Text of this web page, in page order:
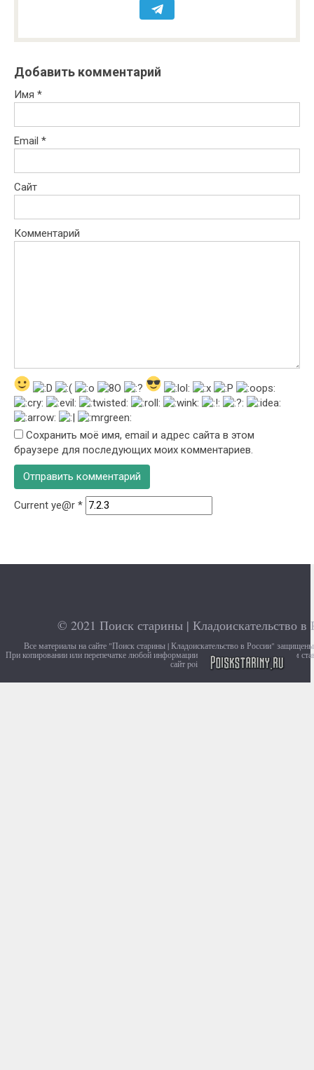
Добавить комментарий
Имя *
Email *
Сайт
Комментарий
Сохранить моё имя, email и адрес сайта в этом
браузере для последующих моих комментариев.
Current ye@r *
© 2021 Поиск старины | Кладоискательство в
Все материалы на сайте "Поиск старины | Кладоискательство в России"
При копировании или перепечатке любой информации с сайта, убедительно просим
сайт poiskstariny.ru